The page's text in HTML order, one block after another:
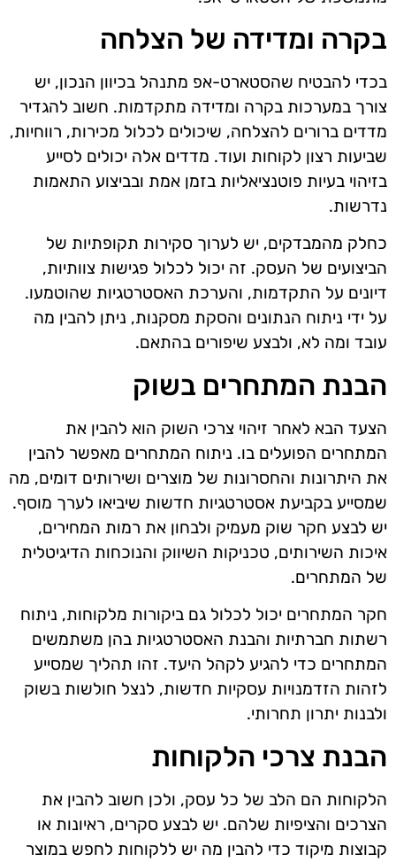
בקרה ומדידה של הצלחה
בכדי להבטיח שהסטארט-אפ מתנהל בכיוון הנכון, יש
צורך במערכות בקרה ומדידה מתקדמות. חשוב להגדיר
מדדים ברורים להצלחה, שיכולים לכלול מכירות, רווחיות,
שביעות רצון לקוחות ועוד. מדדים אלה יכולים לסייע
בזיהוי בעיות פוטנציאליות בזמן אמת ובביצוע התאמות
נדרשות.
כחלק מהמבדקים, יש לערוך סקירות תקופתיות של
הביצועים של העסק. זה יכול לכלול פגישות צוותיות,
דיונים על התקדמות, והערכת האסטרטגיות שהוטמעו.
על ידי ניתוח הנתונים והסקת מסקנות, ניתן להבין מה
עובד ומה לא, ולבצע שיפורים בהתאם.
הבנת המתחרים בשוק
הצעד הבא לאחר זיהוי צרכי השוק הוא להבין את
המתחרים הפועלים בו. ניתוח המתחרים מאפשר להבין
את היתרונות והחסרונות של מוצרים ושירותים דומים, מה
שמסייע בקביעת אסטרטגיות חדשות שיביאו לערך מוסף.
יש לבצע חקר שוק מעמיק ולבחון את רמות המחירים,
איכות השירותים, טכניקות השיווק והנוכחות הדיגיטלית
של המתחרים.
חקר המתחרים יכול לכלול גם ביקורות מלקוחות, ניתוח
רשתות חברתיות והבנת האסטרטגיות בהן משתמשים
המתחרים כדי להגיע לקהל היעד. זהו תהליך שמסייע
לזהות הזדמנויות עסקיות חדשות, לנצל חולשות בשוק
ולבנות יתרון תחרותי.
הבנת צרכי הלקוחות
הלקוחות הם הלב של כל עסק, ולכן חשוב להבין את
הצרכים והציפיות שלהם. יש לבצע סקרים, ראיונות או
קבוצות מיקוד כדי להבין מה יש ללקוחות לחפש במוצר